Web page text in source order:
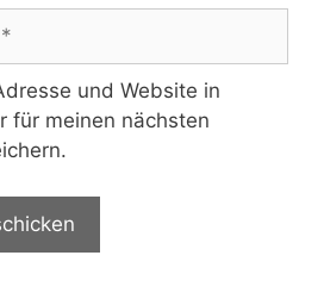
und Website in
für meinen nächsten